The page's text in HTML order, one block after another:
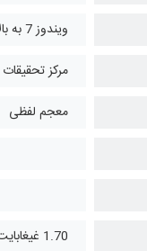
ویندوز 7 به بالا
مرکز
معجم لفظی
1.70 غيغابايت